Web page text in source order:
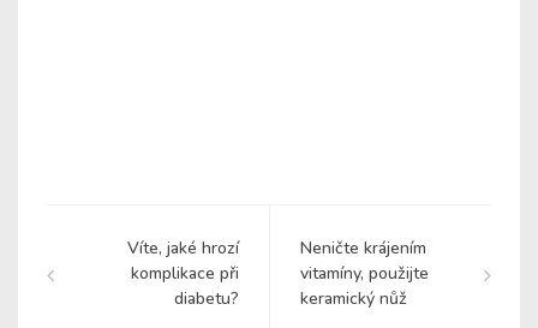
Víte, jaké hrozí
komplikace při
diabetu?
Neničte krájením
vitamíny, použijte
keramický nůž